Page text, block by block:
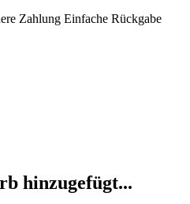
Zahlung Einfache Rückgabe
hinzugefügt...